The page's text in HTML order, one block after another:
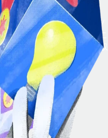
およびグローバル給与ソ
直接組み込みましょう。こ
を確立し、すぐに新たな収